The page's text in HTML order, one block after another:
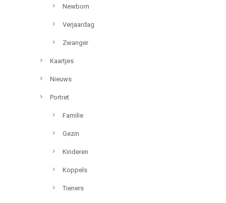
Newborn
Verjaardag
Zwanger
Kaartjes
Nieuws
Portret
Familie
Gezin
Kinderen
Koppels
Tieners